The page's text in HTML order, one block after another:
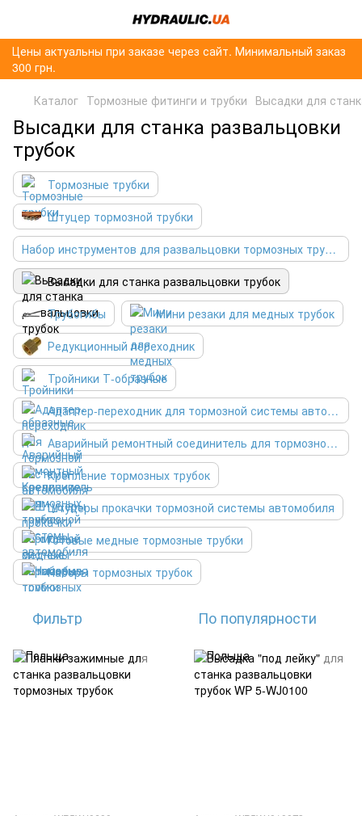
Цены актуальны при заказе через сайт. Минимальный заказ
300 грн.
Каталог Тормозные фитинги и трубки Высадки для
Высадки для станка развальцовки
трубок
Тормозные трубки
Штуцер тормозной трубки
Набор инструментов для развальцовки тормозных трубок
Высадки для станка развальцовки трубок
Трубогибы
Мини резаки для медных трубок
Редукционный переходник
Тройники Т-образные
Адаптер-переходник для тормозной системы автомобиля
Аварийный ремонтный соединитель для тормозной системы автомобиля
Крепление тормозных трубок
Штуцеры прокачки тормозной системы автомобиля
Готовые медные тормозные трубки
Наборы тормозных трубок
Фильтр По популярности